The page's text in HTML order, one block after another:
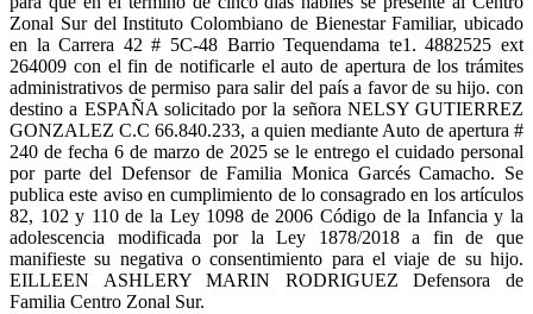
Zonal Sur del Instituto Colombiano de Bienestar Familiar, ubicado
en la Carrera 42 # 5C-48 Barrio Tequendama te1. 4882525 ext
264009 con el fin de notificarle el auto de apertura de los trámites
administrativos de permiso para salir del país a favor de su hijo. con
destino a ESPAÑA solicitado por la señora NELSY GUTIERREZ
GONZALEZ C.C 66.840.233, a quien mediante Auto de apertura #
240 de fecha 6 de marzo de 2025 se le entrego el cuidado personal
por parte del Defensor de Familia Monica Garcés Camacho. Se
publica este aviso en cumplimiento de lo consagrado en los artículos
82, 102 y 110 de la Ley 1098 de 2006 Código de la Infancia y la
adolescencia modificada por la Ley 1878/2018 a fin de que
manifieste su negativa o consentimiento para el viaje de su hijo.
EILLEEN ASHLERY MARIN RODRIGUEZ Defensora de
Familia Centro Zonal Sur.